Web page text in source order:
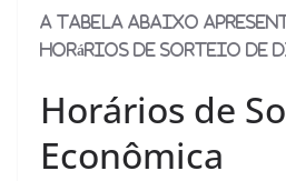
A tabela abaixo
horários de sorteio de
Horários de
Econômica